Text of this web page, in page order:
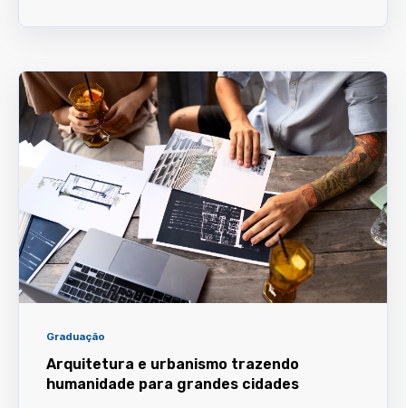
Graduação
Arquitetura e urbanismo trazendo
humanidade para grandes cidades